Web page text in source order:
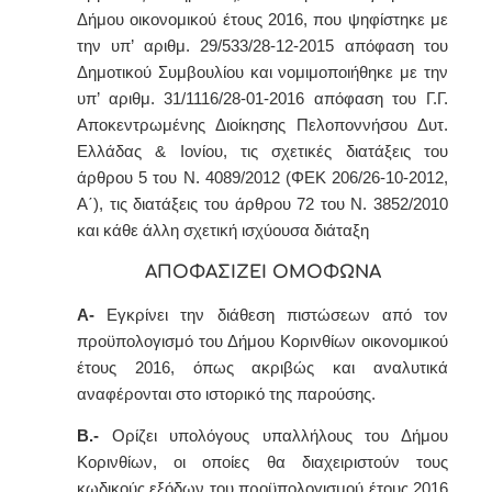
Δήμου οικονομικού έτους 2016, που ψηφίστηκε με
την υπ’ αριθμ. 29/533/28-12-2015 απόφαση του
Δημοτικού Συμβουλίου και νομιμοποιήθηκε με την
υπ’ αριθμ. 31/1116/28-01-2016 απόφαση του Γ.Γ.
Αποκεντρωμένης Διοίκησης Πελοποννήσου Δυτ.
Ελλάδας & Ιονίου, τις σχετικές διατάξεις του
άρθρου 5 του Ν. 4089/2012 (ΦΕΚ 206/26-10-2012,
Α΄), τις διατάξεις του άρθρου 72 του Ν. 3852/2010
και κάθε άλλη σχετική ισχύουσα διάταξη
ΑΠΟΦΑΣΙΖΕΙ ΟΜΟΦΩΝΑ
Α- Εγκρίνει την διάθεση πιστώσεων από τον
προϋπολογισμό του Δήμου Κορινθίων οικονομικού
έτους 2016, όπως ακριβώς και αναλυτικά
αναφέρονται στο ιστορικό της παρούσης.
Β.- Ορίζει υπολόγους υπαλλήλους του Δήμου
Κορινθίων, οι οποίες θα διαχειριστούν τους